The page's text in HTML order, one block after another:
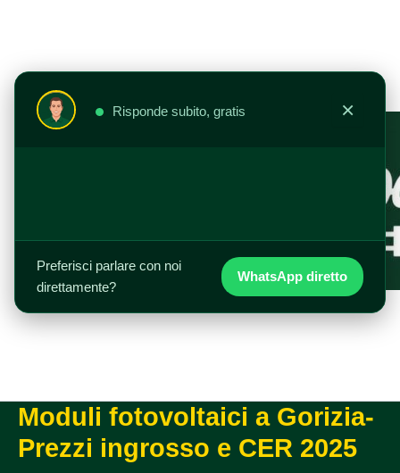
Risponde subito, gratis ×
Preferisci parlare con noi
direttamente?
WhatsApp diretto
Moduli fotovoltaici a Gorizia-
Prezzi ingrosso e CER 2025